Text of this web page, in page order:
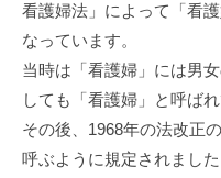
看護婦法」によって「看
なっています。
当時は「看護婦」には男
しても「看護婦」と呼ばれ
その後、1968年の法改正
呼ぶように規定されました